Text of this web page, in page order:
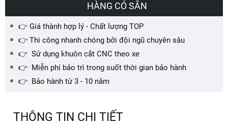
HÀNG CÓ SẴN
👉 Giá thành hợp lý - Chất lượng TOP
👉 Thi công nhanh chóng bởi đội ngũ chuyên sâu
👉 Sử dụng khuôn cắt CNC theo xe
👉 Miễn phí bảo trì trong suốt thời gian bảo hành
👉 Bảo hành từ 3 - 10 năm
THÔNG TIN CHI TIẾT